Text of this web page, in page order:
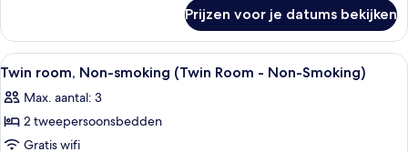
Room
Non-
Smoking)
laden
room,
Non-
smoking
Room
-
Prijzen voor je datums bekijken
Alle
foto's
voor
Twin
room,
Een hotelkamer met twee bedden,
3
Twin room, Non-smoking (Twin Room - Non-Smoking)
Max. aantal: 3
2 tweepersoonsbedden
Gratis wifi